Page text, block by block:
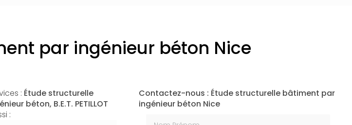
par ingénieur béton Nice
: Étude structurelle
béton, B.E.T. PETILLOT
:
Contactez-nous : Étude structurelle bâtiment par
ingénieur béton Nice